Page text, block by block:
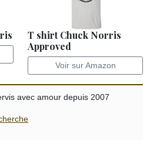
T shirt Chuck Norris
Approved
Voir sur Amazon
avec amour depuis 2007